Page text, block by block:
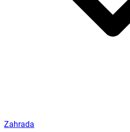
Zahrada